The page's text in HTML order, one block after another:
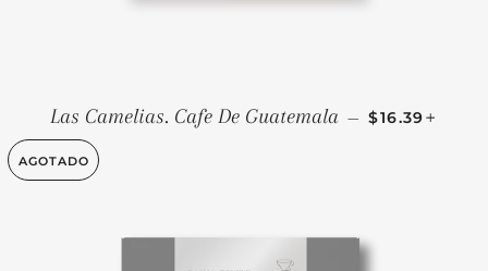
Las Camelias. Cafe De Guatemala — PRECIO
$16.39
AGOTADO